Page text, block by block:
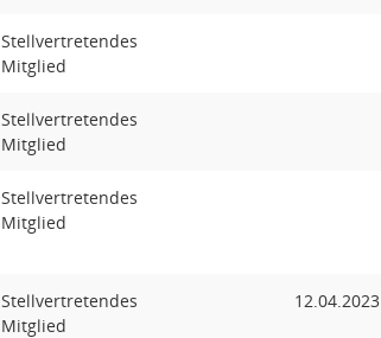
Stellvertretendes
Mitglied
Stellvertretendes
Mitglied
Stellvertretendes
Mitglied
Stellvertretendes
Mitglied
12.04.2023